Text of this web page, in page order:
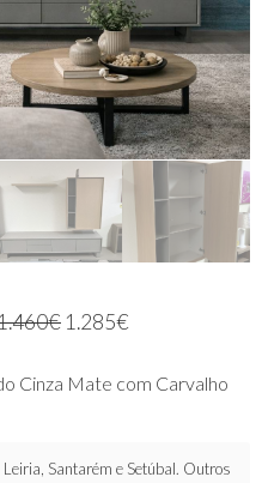
€ 1.285€
Cinza Mate com Carvalho
Leiria, Santarém e Setúbal. Outros